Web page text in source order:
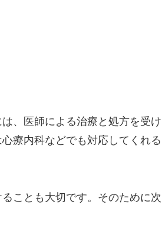
、医師による治療と処方を受け
療内科などでも対応してくれる
ことも大切です。そのために次